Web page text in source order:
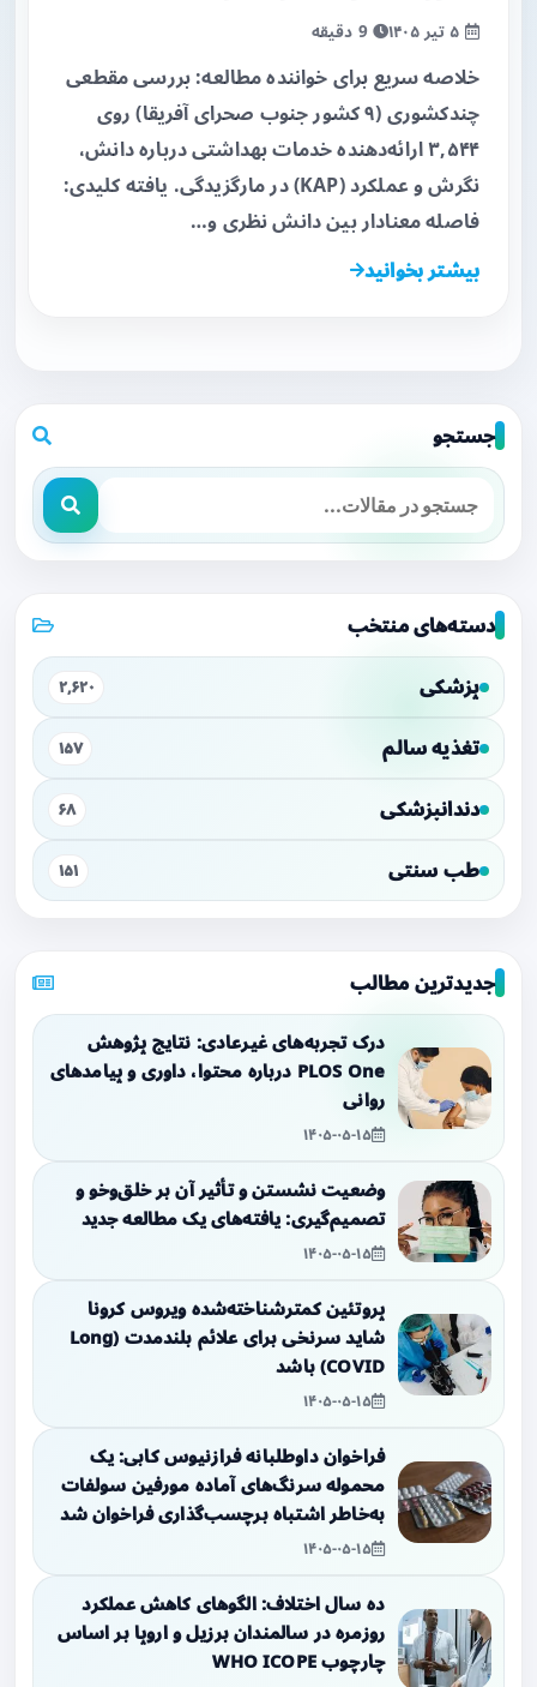
9 دقیقه
خلاصه سریع برای خواننده مطالعه: بررسی مقطعی
چندکشوری (۹ کشور جنوب صحرای آفریقا) روی
۳,۵۴۴ ارائه‌دهنده خدمات بهداشتی درباره دانش،
نگرش و عملکرد (KAP) در مارگزیدگی. یافته کلیدی:
فاصله معنادار بین دانش نظری و…
بیشتر بخوانید
جستجو
دسته‌های منتخب
پزشکی ۲,۶۲۰
تغذیه سالم ۱۵۷
دندانپزشکی ۶۸
طب سنتی ۱۵۱
جدیدترین مطالب
درک تجربه‌های غیرعادی: نتایج پژوهش
PLOS One درباره محتوا، داوری و پیامدهای
روانی
۱۴۰۵-۰۵-۱۵
وضعیت نشستن و تأثیر آن بر خلق‌وخو و
تصمیم‌گیری: یافته‌های یک مطالعه جدید
۱۴۰۵-۰۵-۱۵
پروتئین کمترشناخته‌شده ویروس کرونا
شاید سرنخی برای علائم بلندمدت (Long
COVID) باشد
۱۴۰۵-۰۵-۱۵
فراخوان داوطلبانه فرازنیوس کابی: یک
محموله سرنگ‌های آماده مورفین سولفات
به‌خاطر اشتباه برچسب‌گذاری فراخوان شد
۱۴۰۵-۰۵-۱۵
ده سال اختلاف: الگوهای کاهش عملکرد
روزمره در سالمندان برزیل و اروپا بر اساس
چارچوب WHO ICOPE